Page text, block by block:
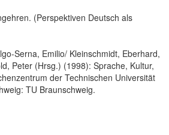
(Perspektiven Deutsch als
Serna, Emilio/ Kleinschmidt, Eberhard,
Peter (Hrsg.) (1998): Sprache, Kultur,
der Technischen Universität
TU Braunschweig.